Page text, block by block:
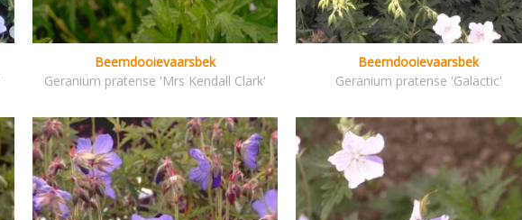
Beemdooievaarsbek
Geranium pratense 'Mrs Kendall Clark'
Beemdooievaarsbek
Geranium pratense 'Galactic'